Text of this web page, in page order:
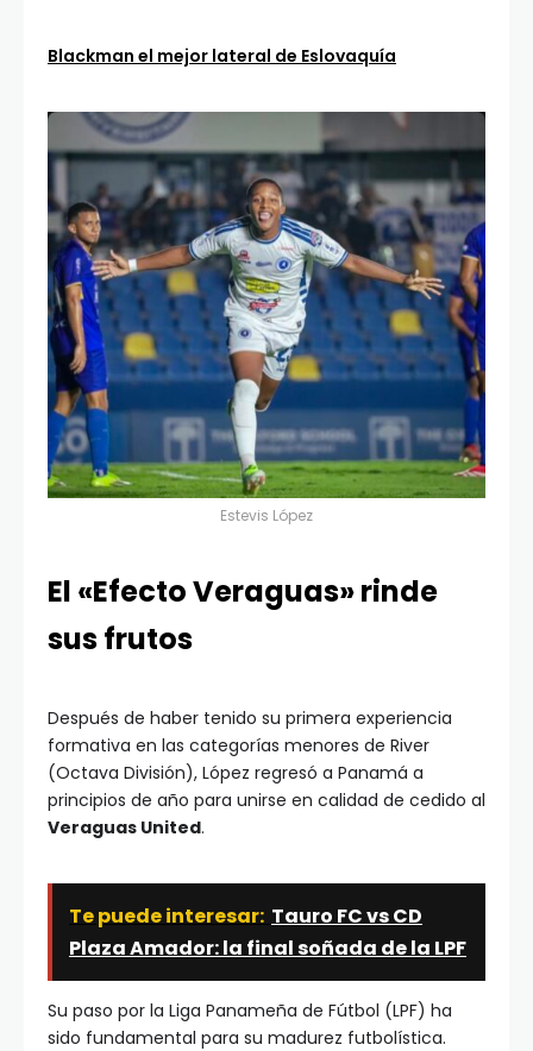
Blackman el mejor lateral de Eslovaquía
Estevis López
El «Efecto Veraguas» rinde
sus frutos
Después de haber tenido su primera experiencia
formativa en las categorías menores de River
(Octava División), López regresó a Panamá a
principios de año para unirse en calidad de cedido al
Veraguas United.
Te puede interesar: Tauro FC vs CD
Plaza Amador: la final soñada de la LPF
Su paso por la Liga Panameña de Fútbol (LPF) ha
sido fundamental para su madurez futbolística.